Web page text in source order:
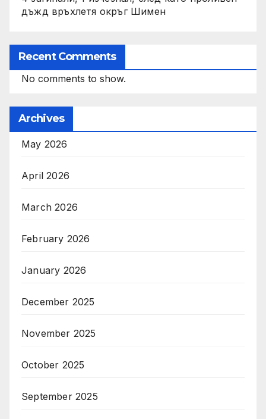
дъжд връхлетя окръг Шимен
Recent Comments
No comments to show.
Archives
May 2026
April 2026
March 2026
February 2026
January 2026
December 2025
November 2025
October 2025
September 2025